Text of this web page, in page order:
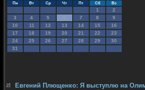
Пн Вт Ср Чт Пт Сб Вс
1
2
3
4 5 6 7 8
9
10
11 12 13 14 15
16
17
18 19 20 21 22
23
24
25 26 27 28 29
30
31
Евгений Плющенко: Я выступлю на